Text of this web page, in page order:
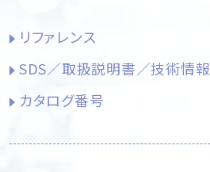
リファレンス
SDS／取扱説明書／技術情報
カタログ番号